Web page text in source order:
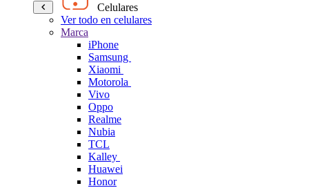
Celulares
Ver todo en celulares
Marca
iPhone
Samsung
Xiaomi
Motorola
Vivo
Oppo
Realme
Nubia
TCL
Kalley
Huawei
Honor